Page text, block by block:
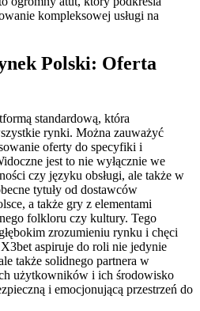
kompleksowej usługi na
Polski: Oferta
standardową, która
rynki. Można zauważyć
oferty do specyfiki i
jest to nie wyłącznie we
czy języku obsługi, ale także w
tytuły od dostawców
a także gry z elementami
folkloru czy kultury. Tego
zrozumieniu rynku i chęci
aspiruje do roli nie jedynie
także solidnego partnera w
użytkowników i ich środowisko
i emocjonującą przestrzeń do